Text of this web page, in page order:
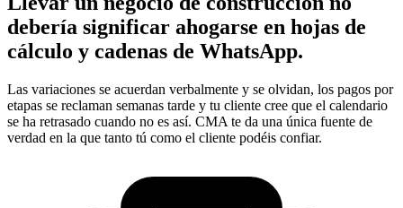
debería significar ahogarse en hojas de
cálculo y cadenas de WhatsApp.
Las variaciones se acuerdan verbalmente y se olvidan, los pagos por
etapas se reclaman semanas tarde y tu cliente cree que el calendario
se ha retrasado cuando no es así. CMA te da una única fuente de
verdad en la que tanto tú como el cliente podéis confiar.